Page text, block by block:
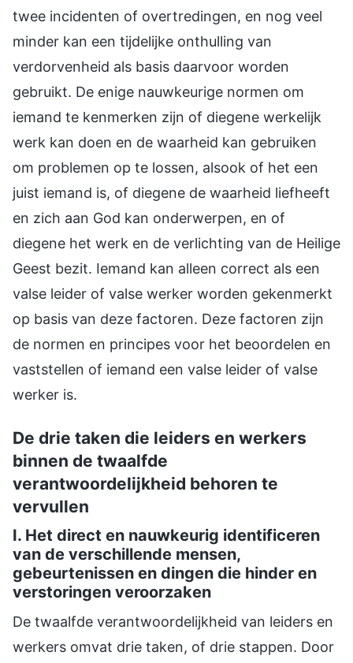
twee incidenten of overtredingen, en nog veel
minder kan een tijdelijke onthulling van
verdorvenheid als basis daarvoor worden
gebruikt. De enige nauwkeurige normen om
iemand te kenmerken zijn of diegene werkelijk
werk kan doen en de waarheid kan gebruiken
om problemen op te lossen, alsook of het een
juist iemand is, of diegene de waarheid liefheeft
en zich aan God kan onderwerpen, en of
diegene het werk en de verlichting van de Heilige
Geest bezit. Iemand kan alleen correct als een
valse leider of valse werker worden gekenmerkt
op basis van deze factoren. Deze factoren zijn
de normen en principes voor het beoordelen en
vaststellen of iemand een valse leider of valse
werker is.
De drie taken die leiders en werkers
binnen de twaalfde
verantwoordelijkheid behoren te
vervullen
I. Het direct en nauwkeurig identificeren
van de verschillende mensen,
gebeurtenissen en dingen die hinder en
verstoringen veroorzaken
De twaalfde verantwoordelijkheid van leiders en
werkers omvat drie taken, of drie stappen. Door